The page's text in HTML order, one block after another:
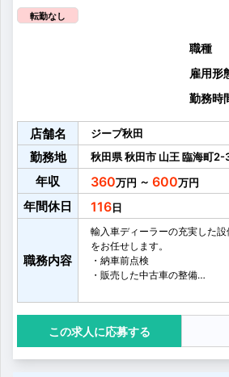
転勤なし
職種
雇用形
勤務時
店舗名 ジープ秋田
勤務地 秋田県秋田市 山王臨海町2-
年収 360 ～ 600
年間休日 116
職務内容
輸入車ディーラーの充実した
をお任せします。
・納車前点検
・販売した中古車の整備
・洗車業務などのその他整備
応募する